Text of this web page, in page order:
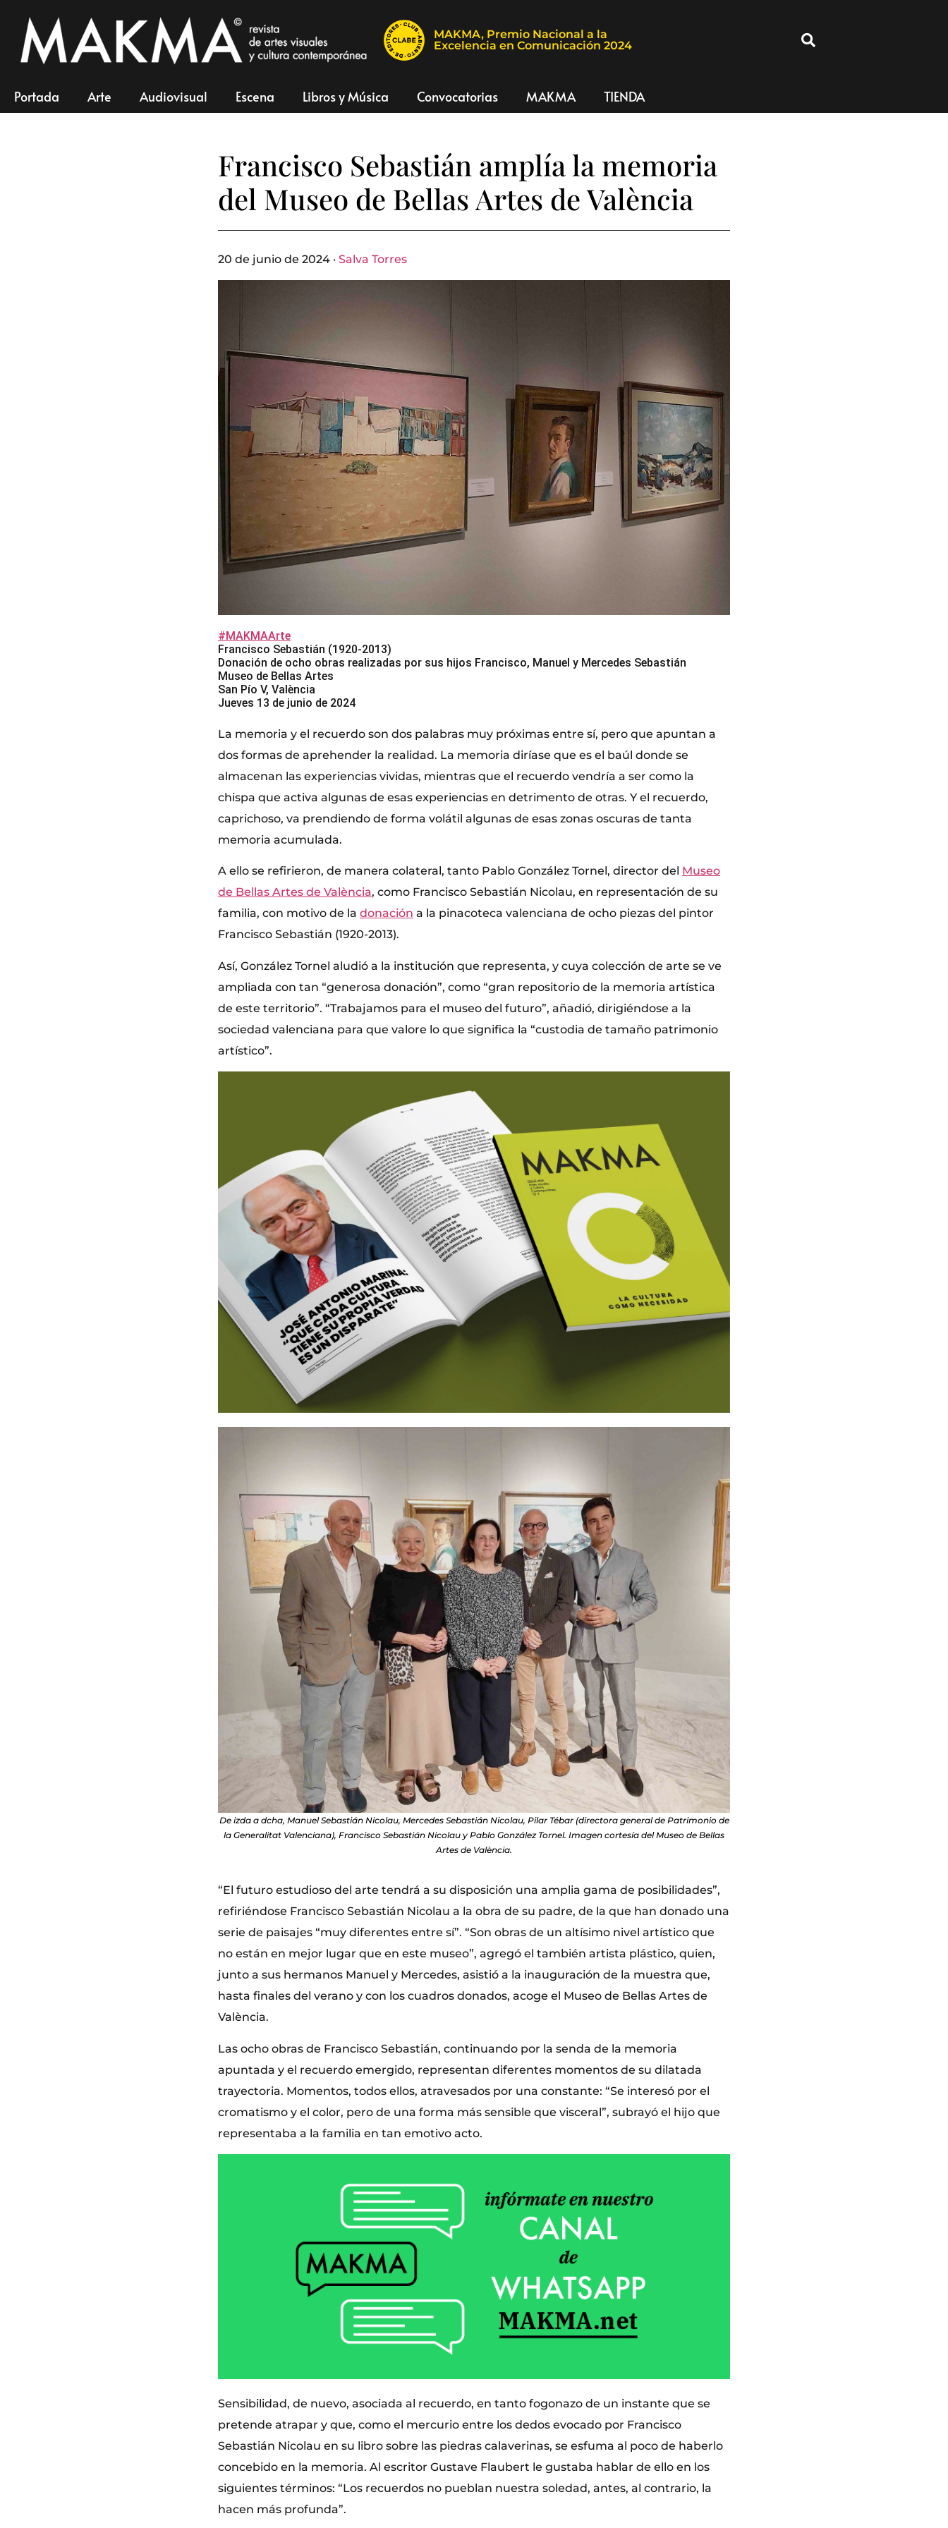
MAKMA, Premio Nacional a la
Excelencia en Comunicación 2024
Portada Arte Audiovisual Escena Libros y Música Convocatorias MAKMA TIENDA
Francisco Sebastián amplía la memoria
del Museo de Bellas Artes de València
20 de junio de 2024 · Salva Torres
#MAKMAArte
Francisco Sebastián (1920-2013)
Donación de ocho obras realizadas por sus hijos Francisco, Manuel y Mercedes Sebastián
Museo de Bellas Artes
San Pío V, València
Jueves 13 de junio de 2024
La memoria y el recuerdo son dos palabras muy próximas entre sí, pero que apuntan a
dos formas de aprehender la realidad. La memoria diríase que es el baúl donde se
almacenan las experiencias vividas, mientras que el recuerdo vendría a ser como la
chispa que activa algunas de esas experiencias en detrimento de otras. Y el recuerdo,
caprichoso, va prendiendo de forma volátil algunas de esas zonas oscuras de tanta
memoria acumulada.
A ello se refirieron, de manera colateral, tanto Pablo González Tornel, director del Museo
de Bellas Artes de València, como Francisco Sebastián Nicolau, en representación de su
familia, con motivo de la donación a la pinacoteca valenciana de ocho piezas del pintor
Francisco Sebastián (1920-2013).
Así, González Tornel aludió a la institución que representa, y cuya colección de arte se ve
ampliada con tan “generosa donación”, como “gran repositorio de la memoria artística
de este territorio”. “Trabajamos para el museo del futuro”, añadió, dirigiéndose a la
sociedad valenciana para que valore lo que significa la “custodia de tamaño patrimonio
artístico”.
De izda a dcha, Manuel Sebastián Nicolau, Mercedes Sebastián Nicolau, Pilar Tébar (directora general de Patrimonio de
la Generalitat Valenciana), Francisco Sebastián Nicolau y Pablo González Tornel. Imagen cortesía del Museo de Bellas
Artes de València.
“El futuro estudioso del arte tendrá a su disposición una amplia gama de posibilidades”,
refiriéndose Francisco Sebastián Nicolau a la obra de su padre, de la que han donado una
serie de paisajes “muy diferentes entre sí”. “Son obras de un altísimo nivel artístico que
no están en mejor lugar que en este museo”, agregó el también artista plástico, quien,
junto a sus hermanos Manuel y Mercedes, asistió a la inauguración de la muestra que,
hasta finales del verano y con los cuadros donados, acoge el Museo de Bellas Artes de
València.
Las ocho obras de Francisco Sebastián, continuando por la senda de la memoria
apuntada y el recuerdo emergido, representan diferentes momentos de su dilatada
trayectoria. Momentos, todos ellos, atravesados por una constante: “Se interesó por el
cromatismo y el color, pero de una forma más sensible que visceral”, subrayó el hijo que
representaba a la familia en tan emotivo acto.
Sensibilidad, de nuevo, asociada al recuerdo, en tanto fogonazo de un instante que se
pretende atrapar y que, como el mercurio entre los dedos evocado por Francisco
Sebastián Nicolau en su libro sobre las piedras calaverinas, se esfuma al poco de haberlo
concebido en la memoria. Al escritor Gustave Flaubert le gustaba hablar de ello en los
siguientes términos: “Los recuerdos no pueblan nuestra soledad, antes, al contrario, la
hacen más profunda”.